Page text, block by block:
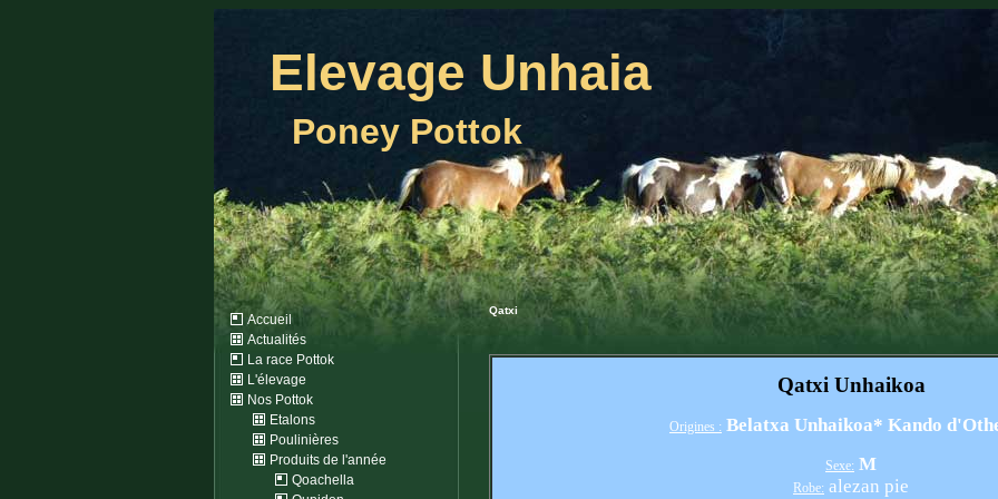
Elevage Unhaia
Poney Pottok
Accueil
Actualités
La race Pottok
L'élevage
Nos Pottok
Etalons
Poulinières
Produits de l'année
Qoachella
Qatxi
Qatxi Unhaikoa
Origines : Belatxa Unhaikoa* Kando
Sexe: M
Robe: alezan pie